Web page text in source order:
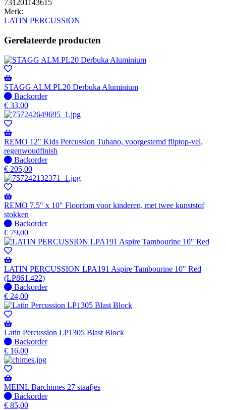
731201143615
Merk:
LATIN PERCUSSION
Gerelateerde producten
STAGG ALM.PL20 Derbuka Aluminium
Niet
op
voorraad
-
Wordt
verzonden
wanneer
beschikbaar
Backorder
€ 33,00
REMO 12" Kids Percussion Tubano, voorgestemd fliptop-vel,
regenwoudfinish
Niet
op
voorraad
-
Wordt
verzonden
wanneer
beschikbaar
Backorder
€ 205,00
REMO 7.5" x 10" Floortom voor kinderen, met twee kunststof
stokken
Niet
op
voorraad
-
Wordt
verzonden
wanneer
beschikbaar
Backorder
€ 79,00
LATIN PERCUSSION LPA191 Aspire Tambourine 10" Red
(LP861.422)
Niet
op
voorraad
-
Wordt
verzonden
wanneer
beschikbaar
Backorder
€ 24,00
Latin Percussion LP1305 Blast Block
Niet
op
voorraad
-
Wordt
verzonden
wanneer
beschikbaar
Backorder
€ 16,00
MEINL Barchimes 27 staafjes
Niet
op
Backorder
€ 85,00